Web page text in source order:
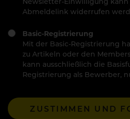
Abmeldelink widerrufen
Basic-Registrierung
Mit der Basic-Registrierung
zu Artikeln oder den
kann ausschließlich die
Registrierung als Bewerber,
ZUSTIMMEN UND